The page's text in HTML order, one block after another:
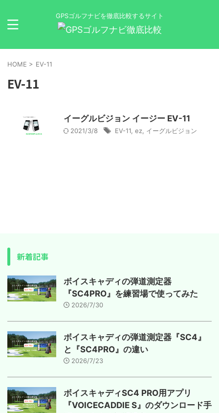
GPSゴルフナビを徹底比較するサイト
HOME > EV-11
EV-11
イーグルビジョン イージー EV-11
2021/3/8 EV-11 ez イーグルビジョン
新着記事
ボイスキャディの弾道測定器
『SC4PRO』を練習場で使ってみた
2026/7/30
ボイスキャディの弾道測定器『SC4』
と『SC4PRO』の違い
2026/7/23
ボイスキャディSC4 PRO用アプリ
『VOICECADDIE S』のダウンロード手